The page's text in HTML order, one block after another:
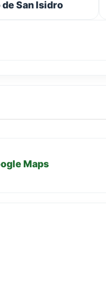
San Isidro
Maps